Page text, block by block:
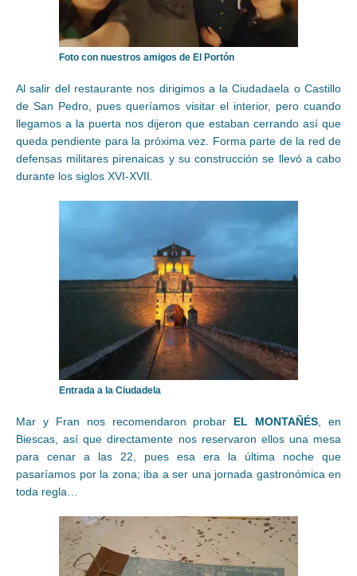
Foto con nuestros amigos de El Portón
Al salir del restaurante nos dirigimos a la Ciudadaela o Castillo
de San Pedro, pues queríamos visitar el interior, pero cuando
llegamos a la puerta nos dijeron que estaban cerrando así que
queda pendiente para la próxima vez. Forma parte de la red de
defensas militares pirenaicas y su construcción se llevó a cabo
durante los siglos XVI-XVII.
Entrada a la Ciudadela
Mar y Fran nos recomendaron probar EL MONTAÑÉS, en
Biescas, así que directamente nos reservaron ellos una mesa
para cenar a las 22, pues esa era la última noche que
pasaríamos por la zona; iba a ser una jornada gastronómica en
toda regla…